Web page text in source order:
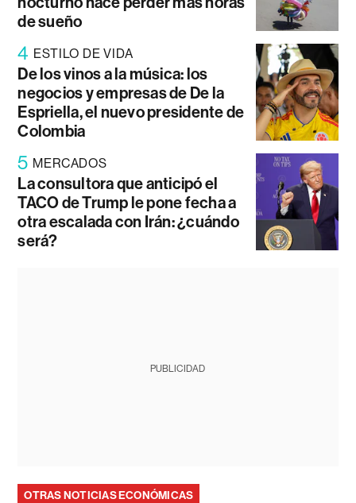
de sueño
4 ESTILO DE VIDA
De los vinos a la música: los
negocios y empresas de De la
Espriella, el nuevo presidente de
Colombia
5 MERCADOS
La consultora que anticipó el
TACO de Trump le pone fecha a
otra escalada con Irán: ¿cuándo
será?
PUBLICIDAD
OTRAS NOTICIAS ECONÓMICAS